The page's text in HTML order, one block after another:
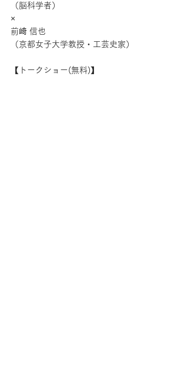
（脳科学者）
×
前﨑 信也
（京都女子大学教授・工芸史家）
【トークショー(無料)】